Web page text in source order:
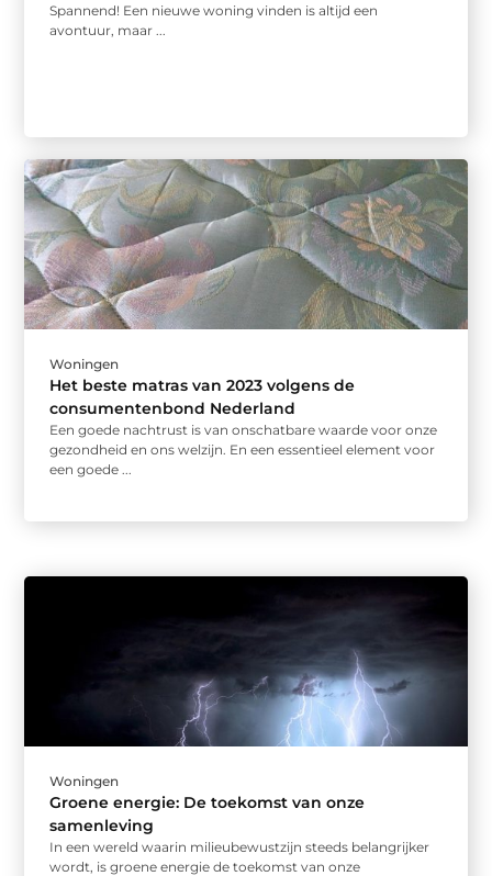
Spannend! Een nieuwe woning vinden is altijd een
avontuur, maar ...
Woningen
Het beste matras van 2023 volgens de
consumentenbond Nederland
Een goede nachtrust is van onschatbare waarde voor onze
gezondheid en ons welzijn. En een essentieel element voor
een goede ...
Woningen
Groene energie: De toekomst van onze
samenleving
In een wereld waarin milieubewustzijn steeds belangrijker
wordt, is groene energie de toekomst van onze